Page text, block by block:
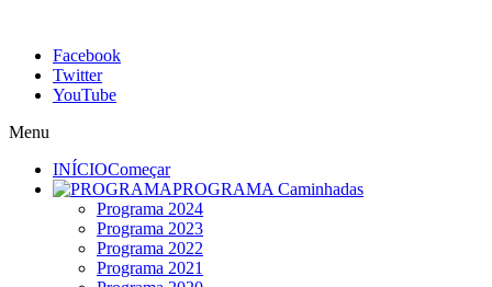
Facebook
Twitter
YouTube
Menu
INÍCIOComeçar
PROGRAMA Caminhadas
Programa 2024
Programa 2023
Programa 2022
Programa 2021